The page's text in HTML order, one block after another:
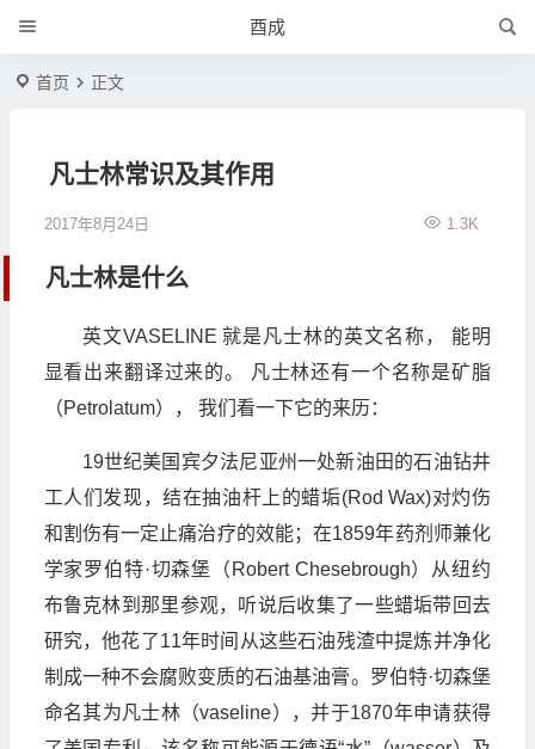
酉成
首页 正文
凡士林常识及其作用
2017年8月24日 1.3K
凡士林是什么
英文VASELINE 就是凡士林的英文名称， 能明
显看出来翻译过来的。 凡士林还有一个名称是矿脂
（Petrolatum）， 我们看一下它的来历：
19世纪美国宾夕法尼亚州一处新油田的石油钻井
工人们发现，结在抽油杆上的蜡垢(Rod Wax)对灼伤
和割伤有一定止痛治疗的效能；在1859年药剂师兼化
学家罗伯特·切森堡（Robert Chesebrough）从纽约
布鲁克林到那里参观，听说后收集了一些蜡垢带回去
研究，他花了11年时间从这些石油残渣中提炼并净化
制成一种不会腐败变质的石油基油膏。罗伯特·切森堡
命名其为凡士林（vaseline），并于1870年申请获得